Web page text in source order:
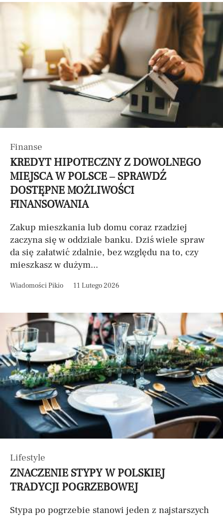
Finanse
KREDYT HIPOTECZNY Z DOWOLNEGO
MIEJSCA W POLSCE – SPRAWDŹ
DOSTĘPNE MOŻLIWOŚCI
FINANSOWANIA
Zakup mieszkania lub domu coraz rzadziej
zaczyna się w oddziale banku. Dziś wiele spraw
da się załatwić zdalnie, bez względu na to, czy
mieszkasz w dużym...
Wiadomości Pikio 11 Lutego 2026
Lifestyle
ZNACZENIE STYPY W POLSKIEJ
TRADYCJI POGRZEBOWEJ
Stypa po pogrzebie stanowi jeden z najstarszych